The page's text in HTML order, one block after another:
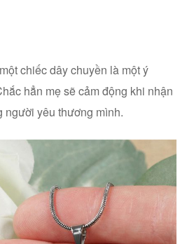
chiếc dây chuyền là một ý
hẳn mẹ sẽ cảm động khi nhận
yêu thương mình.